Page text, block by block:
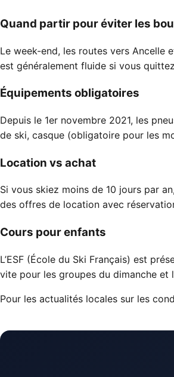
Quand partir pour éviter les
Le week-end, les routes vers Ancelle
est généralement fluide si vous
Équipements obligatoires
Depuis le 1er novembre 2021, les
de ski, casque (obligatoire pour les
Location vs achat
Si vous skiez moins de 10 jours par
des offres de location avec
Cours pour enfants
L’ESF (École du Ski Français) est
vite pour les groupes du dimanche et
Pour les actualités locales sur les